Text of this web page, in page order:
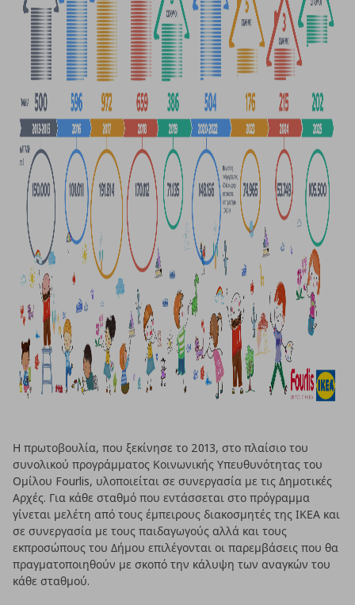
Η πρωτοβουλία, που ξεκίνησε το 2013, στο πλαίσιο του
συνολικού προγράμματος Κοινωνικής Υπευθυνότητας του
Ομίλου Fourlis, υλοποιείται σε συνεργασία με τις Δημοτικές
Αρχές. Για κάθε σταθμό που εντάσσεται στο πρόγραμμα
γίνεται μελέτη από τους έμπειρους διακοσμητές της ΙΚΕΑ και
σε συνεργασία με τους παιδαγωγούς αλλά και τους
εκπροσώπους του Δήμου επιλέγονται οι παρεμβάσεις που θα
πραγματοποιηθούν με σκοπό την κάλυψη των αναγκών του
κάθε σταθμού.